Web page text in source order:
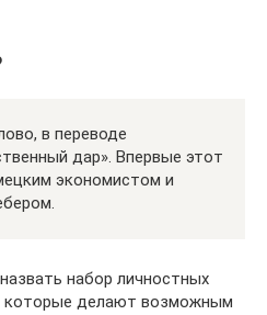
в переводе
дар». Впервые этот
экономистом и
набор личностных
которые делают возможным